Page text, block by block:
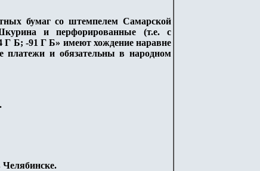
бумаг со штемпелем Самарской
и перфорированные (т.е. с
Б; -91 Г Б» имеют хождение наравне
платежи и обязательны в народном
Челябинске.